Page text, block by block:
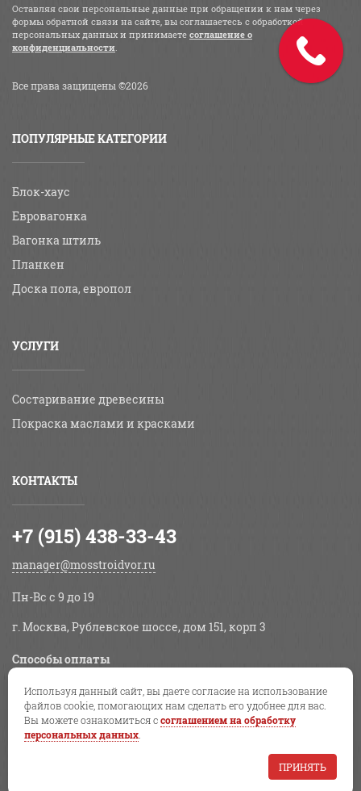
Оставляя свои персональные данные при обращении к нам через
формы обратной связи на сайте, вы соглашаетесь с обработкой
персональных данных и принимаете соглашение о
конфиденциальности.
Все права защищены ©2026
ПОПУЛЯРНЫЕ КАТЕГОРИИ
Блок-хаус
Евровагонка
Вагонка штиль
Планкен
Доска пола, европол
УСЛУГИ
Состаривание древесины
Покраска маслами и красками
КОНТАКТЫ
+7 (915) 438-33-43
manager@mosstroidvor.ru
Пн-Вс c 9 до 19
г. Москва, Рублевское шоссе, дом 151, корп 3
Способы оплаты
НАЛИЧНЫЕ СЧЕТ КАРТА
Используя данный сайт, вы даете согласие на использование
файлов cookie, помогающих нам сделать его удобнее для вас.
Вы можете ознакомиться ссоглашением на обработку
персональных данных
ПРИНЯТЬ